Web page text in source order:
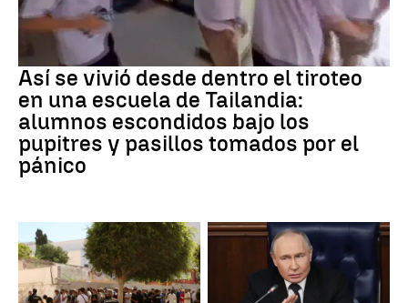
Así se vivió desde dentro el tiroteo
en una escuela de Tailandia:
alumnos escondidos bajo los
pupitres y pasillos tomados por el
pánico